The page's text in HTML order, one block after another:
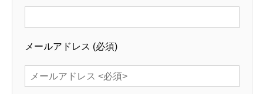
メールアドレス (必須)